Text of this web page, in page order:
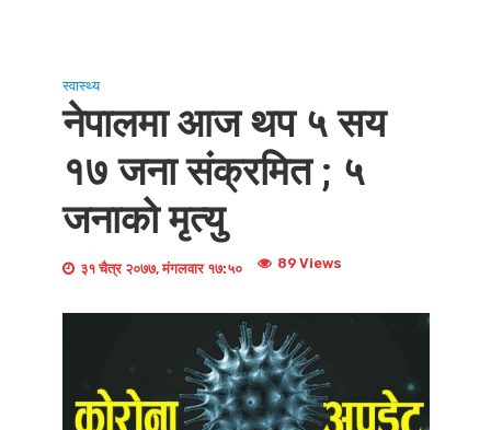
स्वास्थ्य
नेपालमा आज थप ५ सय
१७ जना संक्रमित ; ५
जनाको मृत्यु
३१ चैत्र २०७७, मंगलवार १७:५० 89 Views